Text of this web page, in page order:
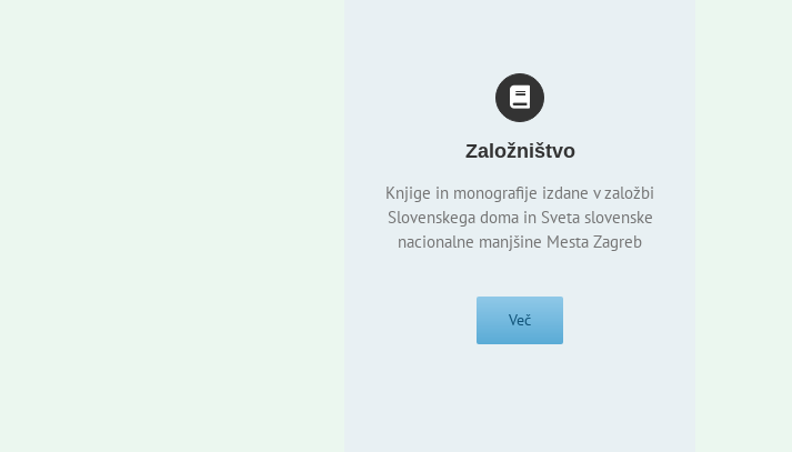
Založništvo
Knjige in monografije izdane v založbi
Slovenskega doma in Sveta slovenske
nacionalne manjšine Mesta Zagreb
Več